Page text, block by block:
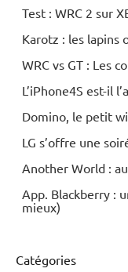
Test : WRC 2 sur
Karotz : les lapins
WRC vs GT : Les
L’iPhone4S est-il
Domino, le petit
LG s’offre une
Another World :
App. Blackberry :
mieux)
Catégories